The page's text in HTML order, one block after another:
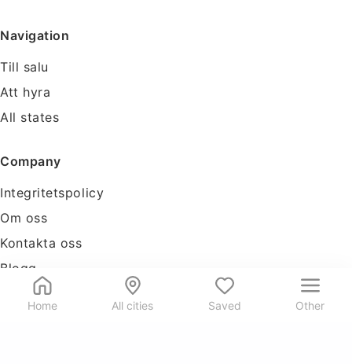
Home All cities Saved Other
Navigation
Till salu
Att hyra
All states
Company
Integritetspolicy
Om oss
Kontakta oss
Blogg
Tools